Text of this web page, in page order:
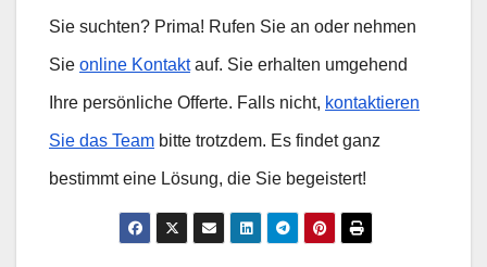
Sie suchten? Prima! Rufen Sie an oder nehmen
Sie online Kontaktauf. Sie erhalten umgehend
Ihre persönliche Offerte. Falls nicht, kontaktieren
Sie das Team bitte trotzdem. Es findet ganz
bestimmt eine Lösung, die Sie begeistert!